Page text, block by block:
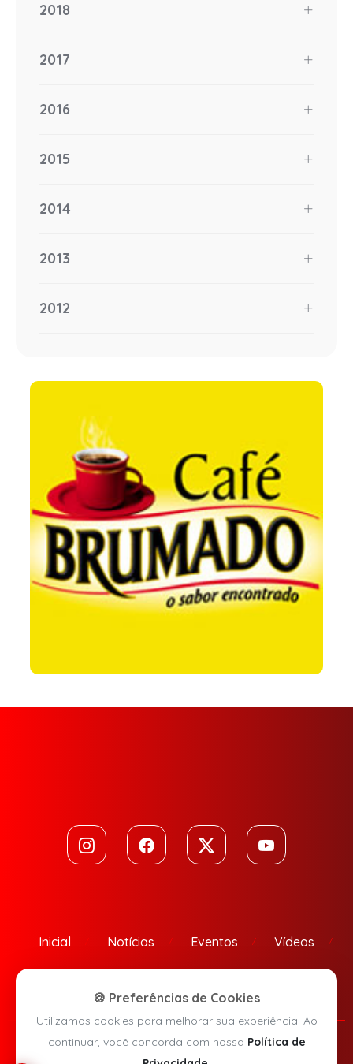
2018
2017
2016
2015
2014
2013
2012
Inicial Notícias Eventos Vídeos
Política de Privacidade
🍪 Preferências de Cookies
Utilizamos cookies para melhorar sua experiência. Ao
continuar, você concorda com nossa Política de